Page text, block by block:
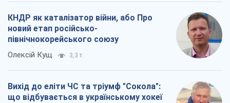
КНДР як каталізатор війни, або Про
новий етап російсько-
північнокорейського союзу
Олексій Кущ 3,3 т.
Вихід до еліти ЧС та тріумф "Сокола":
що відбувається в українському хокеї